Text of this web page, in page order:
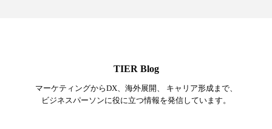
TIER Blog
マーケティングからDX、海外展開、 キャリア形成まで、
ビジネスパーソンに役に立つ情報を発信しています。